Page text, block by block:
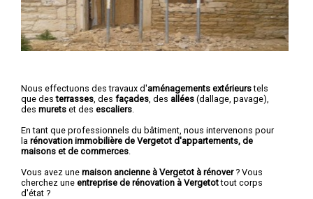
Nous effectuons des travaux d'aménagements extérieurstels
que desterrasses , des façades , des allées (dallage, pavage),
des murets et des escaliers
En tant que professionnels du bâtiment, nous intervenons pour
la rénovation immobilière de Vergetot d'appartements, de
maisons et de commerces
Vous avez une maison ancienne à Vergetot à rénover? Vous
cherchez une entreprise de rénovation à Vergetottout corps
d'état ?